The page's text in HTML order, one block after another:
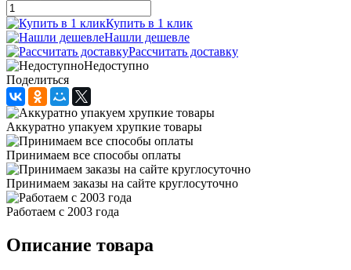
Купить в 1 клик
Нашли дешевле
Рассчитать доставку
Недоступно
Поделиться
Аккуратно упакуем хрупкие товары
Принимаем все способы оплаты
Принимаем заказы на сайте круглосуточно
Работаем с 2003 года
Описание товара